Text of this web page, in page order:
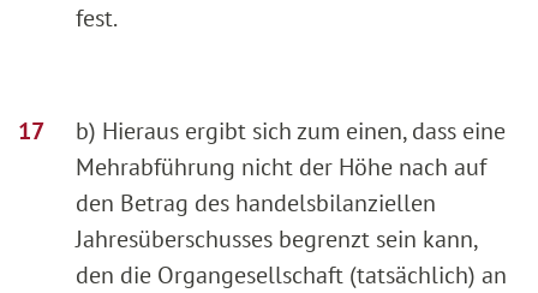
fest.
b) Hieraus ergibt sich zum einen, dass eine
Mehrabführung nicht der Höhe nach auf
den Betrag des handelsbilanziellen
Jahresüberschusses begrenzt sein kann,
den die Organgesellschaft (tatsächlich) an